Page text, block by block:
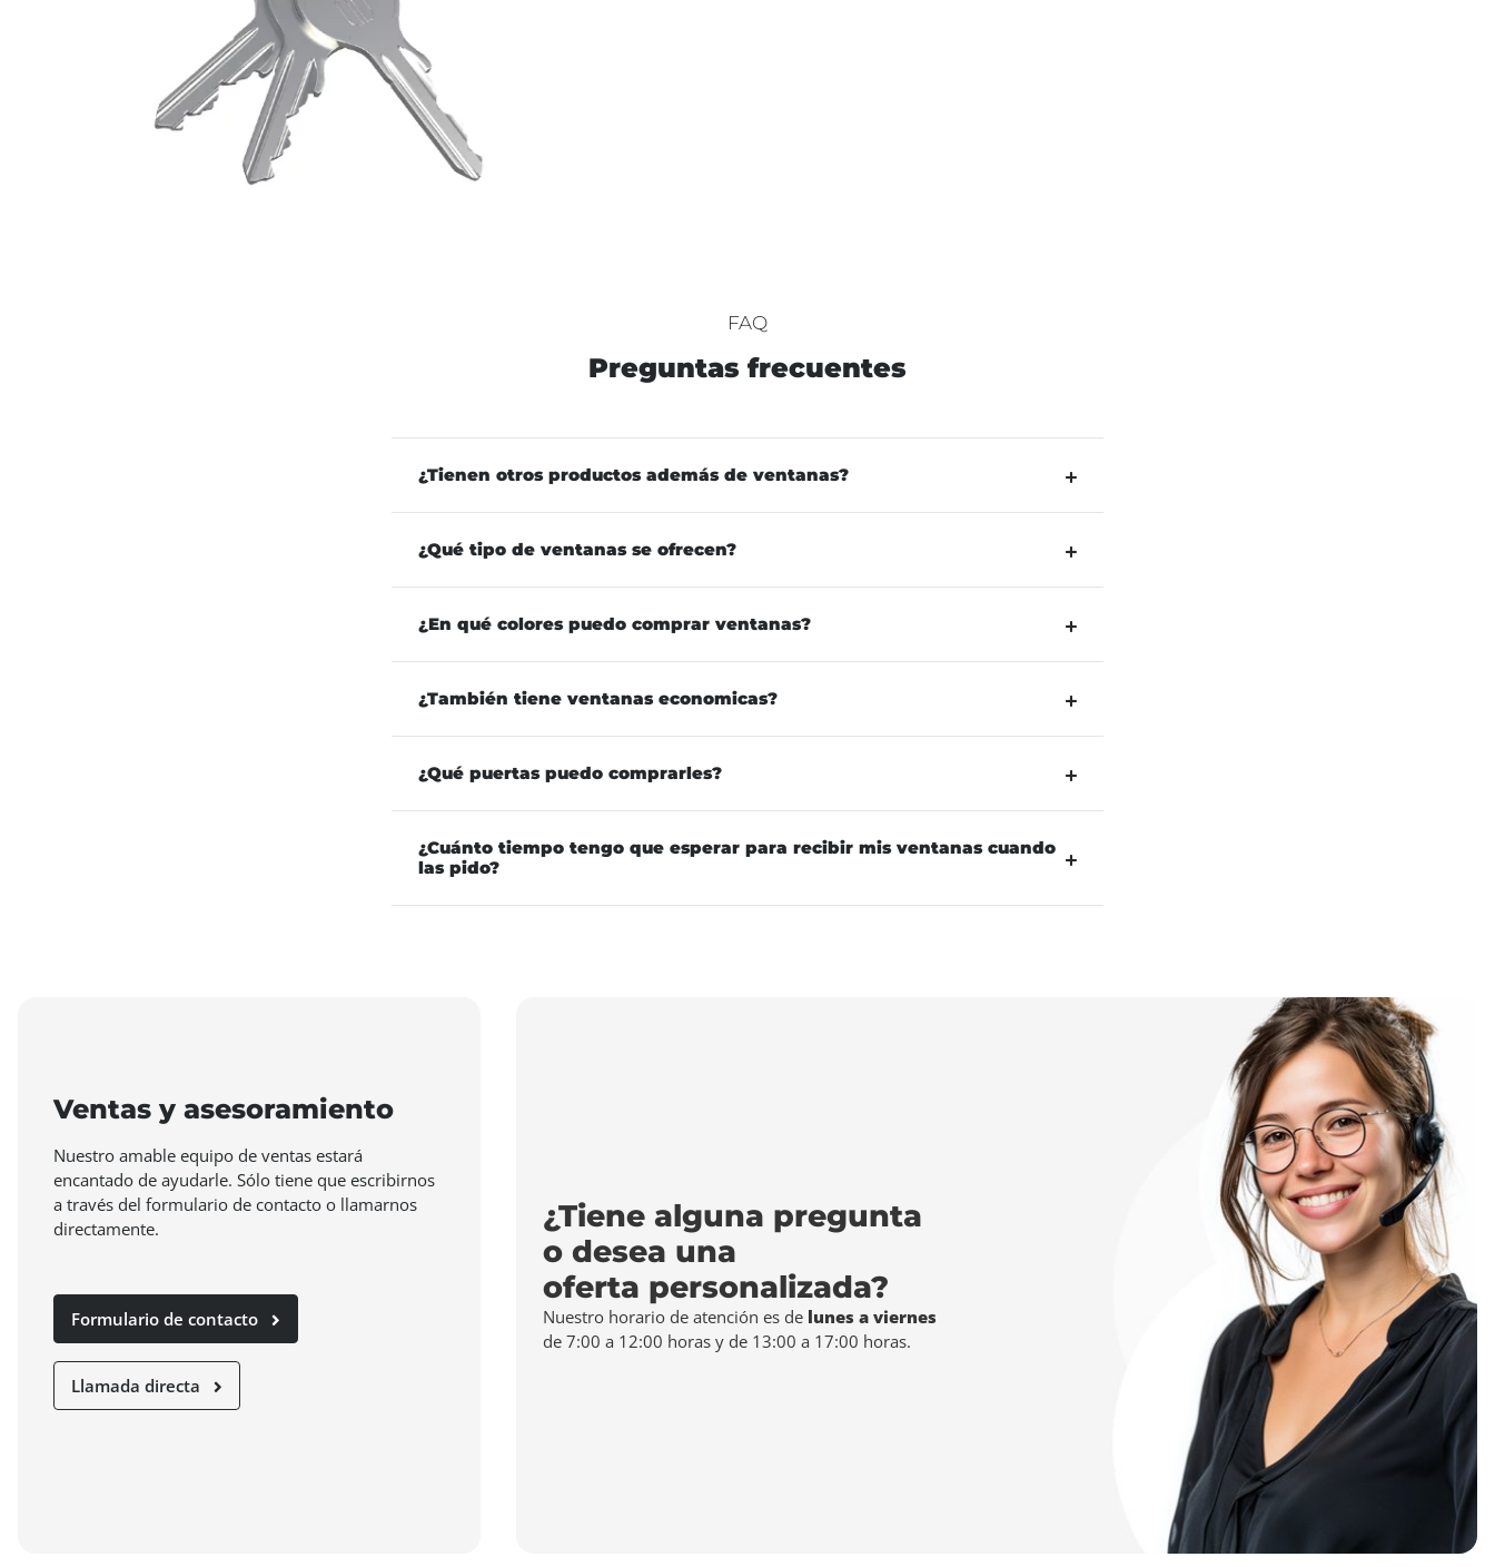
FAQ
Preguntas frecuentes
¿Tienen otros productos además de ventanas?
¿Qué tipo de ventanas se ofrecen?
¿En qué colores puedo comprar ventanas?
¿También tiene ventanas economicas?
¿Qué puertas puedo comprarles?
¿Cuánto tiempo tengo que esperar para recibir mis ventanas cuando
las pido?
Ventas y asesoramiento
Nuestro amable equipo de ventas estará
encantado de ayudarle. Sólo tiene que escribirnos
a través del formulario de contacto o llamarnos
directamente.
Formulario de contacto
Llamada directa
¿Tiene alguna pregunta
o desea una
oferta personalizada?
Nuestro horario de atención es de lunes a viernes
de 7:00 a 12:00 horas y de 13:00 a 17:00 horas.